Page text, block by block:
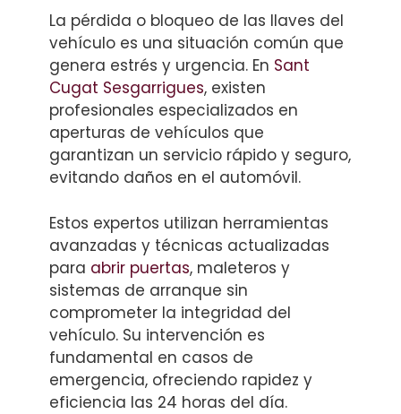
La pérdida o bloqueo de las llaves del
vehículo es una situación común que
genera estrés y urgencia. En Sant
Cugat Sesgarrigues, existen
profesionales especializados en
aperturas de vehículos que
garantizan un servicio rápido y seguro,
evitando daños en el automóvil.
Estos expertos utilizan herramientas
avanzadas y técnicas actualizadas
para abrir puertas, maleteros y
sistemas de arranque sin
comprometer la integridad del
vehículo. Su intervención es
fundamental en casos de
emergencia, ofreciendo rapidez y
eficiencia las 24 horas del día.